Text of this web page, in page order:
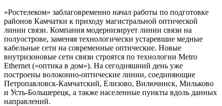
«Ростелеком» заблаговременно начал работы по подготовке
районов Камчатки к приходу магистральной оптической
линии связи. Компания модернизирует линии связи на
полуострове, заменяя технологически устаревшие медные
кабельные сети на современные оптические. Новые
внутризоновые сети связи строятся по технологии Metro
Ethernet («оптика в дом»). На сегодняшний день уже
построены волоконно-оптические линии, соединяющие
Петропавловск-Камчатский, Елизово, Вилючинск, Мильково
и Усть-Большерецк, а также населенные пункты вдоль данных
направлений.